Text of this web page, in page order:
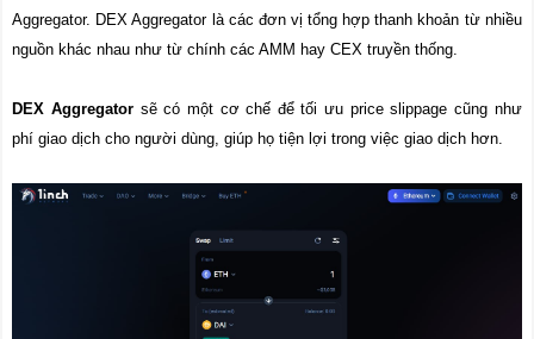
Aggregator. DEX Aggregator là các đơn vị tổng hợp thanh khoản từ nhiều
nguồn khác nhau như từ chính các AMM hay CEX truyền thống.
DEX Aggregatorsẽ có một cơ chế để tối ưu price slippage cũng như
phí giao dịch cho người dùng, giúp họ tiện lợi trong việc giao dịch hơn.